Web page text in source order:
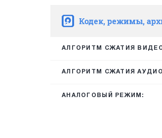
Кодек, режимы,
АЛГОРИТМ СЖАТИЯ
АЛГОРИТМ СЖАТИЯ
АНАЛОГОВЫЙ РЕЖИМ: